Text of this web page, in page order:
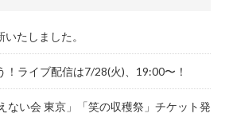
たしました。
ライブ配信は7/28(火)、19:00〜！
ない会 東京」「笑の収穫祭」チケット発